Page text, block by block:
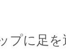
プに足